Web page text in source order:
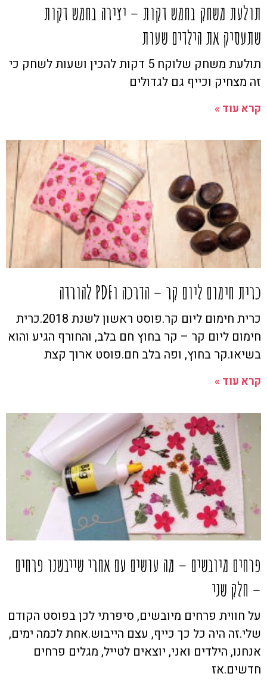
תולעת משחק בחמש דקות – יצירה בחמש דקות
שתעסיק את הילדים שעות
תולעת משחק שלוקח 5 דקות להכין ושעות לשחק כי
זה מצחיק וכייף גם לגדולים
קרא עוד »
כרית חימום ליום קר – הדרכה וPDF להורדה
כרית חימום ליום קר.פוסט ראשון לשנת 2018.כרית
חימום ליום קר – קר בחוץ חם בלב, והחורף הגיע והוא
בשיאו.קר בחוץ, ופה בלב חם.פוסט ארוך קצת
קרא עוד »
פרחים מיובשים – מה עושים עם אחרי שייבשנו פרחים
– חלק שני
על חווית פרחים מיובשים, סיפרתי לכן בפוסט הקודם
שלי.זה היה כל כך כייף, עצם הייבוש.אחת לכמה ימים,
אנחנו, הילדים ואני, יוצאים לטייל, מגלים פרחים
חדשים.אז